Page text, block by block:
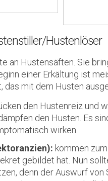
Hustenlöser
an Hustensäften. Sie
einer Erkältung ist
mit dem Husten
den Hustenreiz und
den Husten. Es
wirken.
kommen
gebildet hat. Nun
denn der Auswurf von